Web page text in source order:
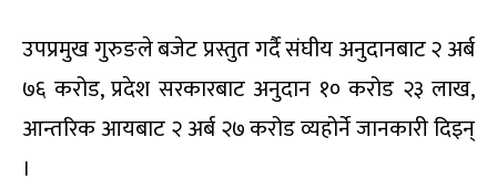
उपप्रमुख गुरुङले बजेट प्रस्तुत गर्दै संघीय अनुदानबाट २ अर्ब
७६ करोड, प्रदेश सरकारबाट अनुदान १० करोड २३ लाख,
आन्तरिक आयबाट २ अर्ब २७ करोड व्यहोर्ने जानकारी दिइन्
।